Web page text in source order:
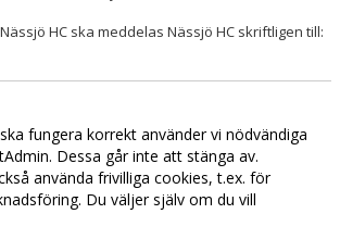
HC ska meddelas Nässjö HC skriftligen till:
fungera korrekt använder vi nödvändiga
Dessa går inte att stänga av.
använda frivilliga cookies, t.ex. för
Du väljer själv om du vill